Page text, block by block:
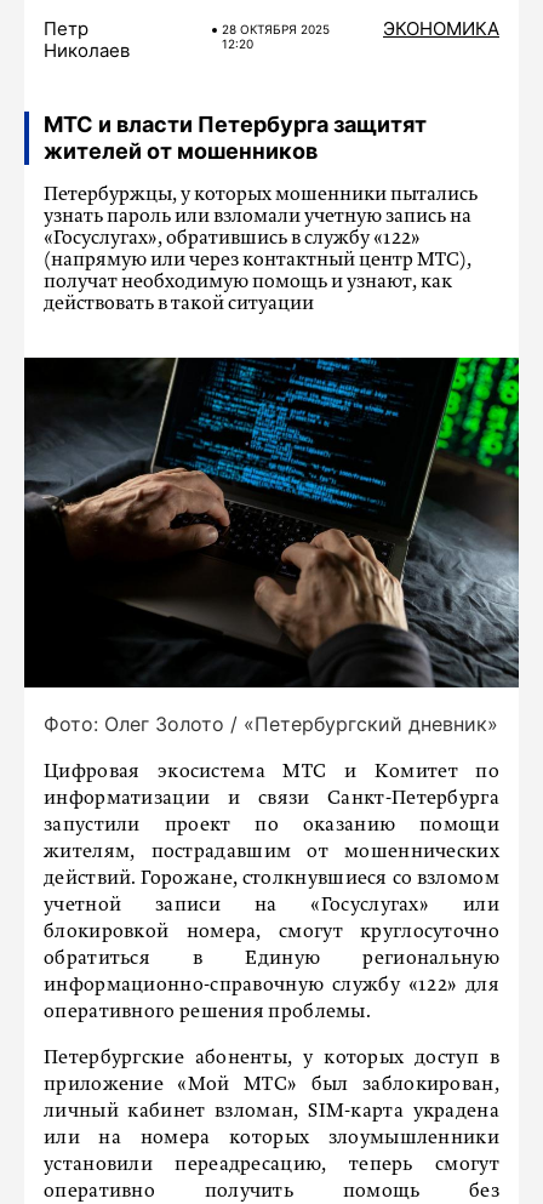
Петр
Николаев
28 ОКТЯБРЯ 2025
12:20
ЭКОНОМИКА
МТС и власти Петербурга защитят
жителей от мошенников
Петербуржцы, у которых мошенники пытались
узнать пароль или взломали учетную запись на
«Госуслугах», обратившись в службу «122»
(напрямую или через контактный центр МТС),
получат необходимую помощь и узнают, как
действовать в такой ситуации
Фото: Олег Золото / «Петербургский дневник»
Цифровая экосистема МТС и Комитет по
информатизации и связи Санкт-Петербурга
запустили проект по оказанию помощи
жителям, пострадавшим от мошеннических
действий. Горожане, столкнувшиеся со взломом
учетной записи на «Госуслугах» или
блокировкой номера, смогут круглосуточно
обратиться в Единую региональную
информационно-справочную службу «122» для
оперативного решения проблемы.
Петербургские абоненты, у которых доступ в
приложение «Мой МТС» был заблокирован,
личный кабинет взломан, SIM-карта украдена
или на номера которых злоумышленники
установили переадресацию, теперь смогут
оперативно получить помощь без